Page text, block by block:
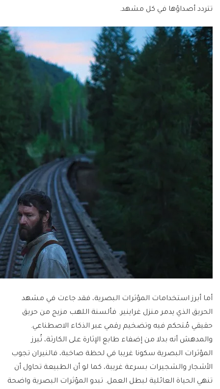
تتردد أصداؤها في كل مشهد.
أما أبرز استخدامات المؤثرات البصرية، فقد جاءت في مشهد
الحريق الذي يدمر منزل غراينير. فألسنة اللهب مزيج من حريق
حقيقي مُتحكم فيه وتضخيم رقمي عبر الذكاء الاصطناعي.
والمدهش أنه بدلا من إضفاء طابع الإثارة على الكارثة، تُبرز
المؤثرات البصرية سكونا غريبا في لحظة صاخبة، فالنيران تجوب
الأشجار والشجيرات بسرعة غريبة، كما لو أن الطبيعة تحاول أن
تنهي الحياة العائلية لبطل العمل. تبدو المؤثرات البصرية واضحة